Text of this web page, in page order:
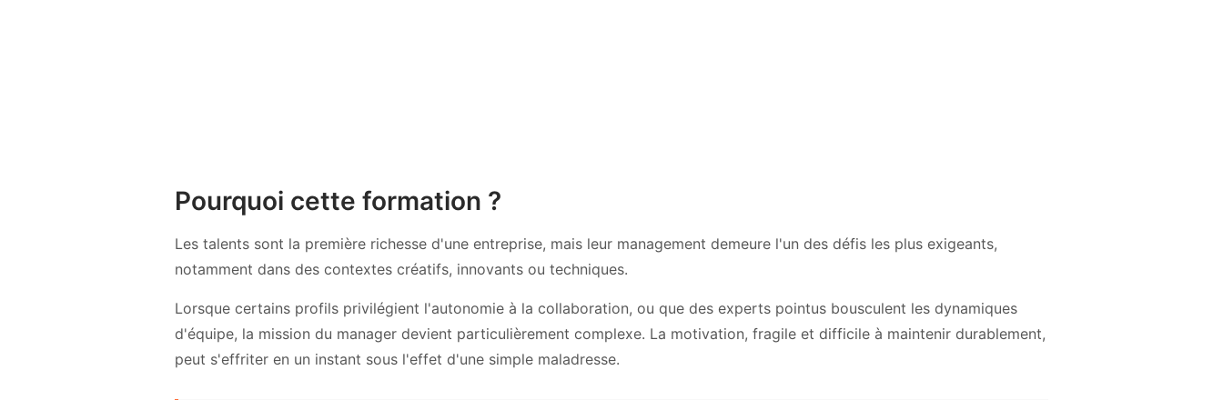
Pourquoi cette formation ?
Les talents sont la première richesse d'une entreprise, mais leur management demeure l'un des défis les plus exigeants,
notamment dans des contextes créatifs, innovants ou techniques.
Lorsque certains profils privilégient l'autonomie à la collaboration, ou que des experts pointus bousculent les dynamiques
d'équipe, la mission du manager devient particulièrement complexe. La motivation, fragile et difficile à maintenir durablement,
peut s'effriter en un instant sous l'effet d'une simple maladresse.